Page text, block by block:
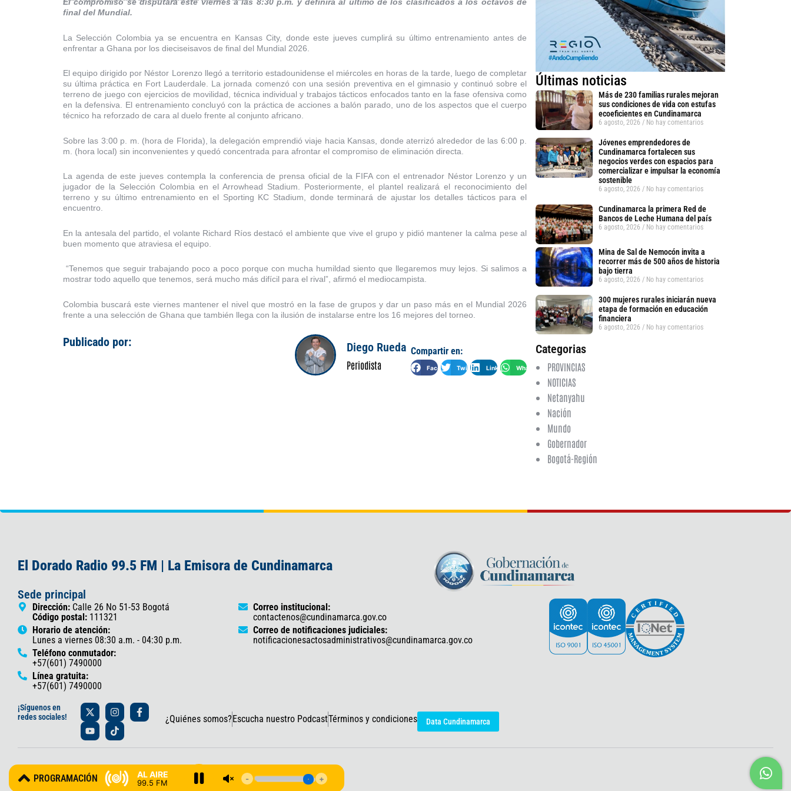
El compromiso se disputará este viernes a las 8:30 p.m. y definirá al último de los clasificados a los octavos de
final del Mundial.
La Selección Colombia ya se encuentra en Kansas City, donde este jueves cumplirá su último entrenamiento antes de
enfrentar a Ghana por los dieciseisavos de final del Mundial 2026.
El equipo dirigido por Néstor Lorenzo llegó a territorio estadounidense el miércoles en horas de la tarde, luego de completar
su última práctica en Fort Lauderdale. La jornada comenzó con una sesión preventiva en el gimnasio y continuó sobre el
terreno de juego con ejercicios de movilidad, técnica individual y trabajos tácticos enfocados tanto en la fase ofensiva como
en la defensiva. El entrenamiento concluyó con la práctica de acciones a balón parado, uno de los aspectos que el cuerpo
técnico ha reforzado de cara al duelo frente al conjunto africano.
Sobre las 3:00 p. m. (hora de Florida), la delegación emprendió viaje hacia Kansas, donde aterrizó alrededor de las 6:00 p.
m. (hora local) sin inconvenientes y quedó concentrada para afrontar el compromiso de eliminación directa.
La agenda de este jueves contempla la conferencia de prensa oficial de la FIFA con el entrenador Néstor Lorenzo y un
jugador de la Selección Colombia en el Arrowhead Stadium. Posteriormente, el plantel realizará el reconocimiento del
terreno y su último entrenamiento en el Sporting KC Stadium, donde terminará de ajustar los detalles tácticos para el
encuentro.
En la antesala del partido, el volante Richard Ríos destacó el ambiente que vive el grupo y pidió mantener la calma pese al
buen momento que atraviesa el equipo.
“Tenemos que seguir trabajando poco a poco porque con mucha humildad siento que llegaremos muy lejos. Si salimos a
mostrar todo aquello que tenemos, será mucho más difícil para el rival”, afirmó el mediocampista.
Colombia buscará este viernes mantener el nivel que mostró en la fase de grupos y dar un paso más en el Mundial 2026
frente a una selección de Ghana que también llega con la ilusión de instalarse entre los 16 mejores del torneo.
Publicado por: Diego Rueda
Periodista
Compartir en:
Facebook Twitter LinkedIn WhatsApp
Últimas noticias
Más de 230 familias rurales mejoran
sus condiciones de vida con estufas
ecoeficientes en Cundinamarca
6 agosto, 2026 No hay comentarios
Jóvenes emprendedores de
Cundinamarca fortalecen sus
negocios verdes con espacios para
comercializar e impulsar la economía
sostenible
6 agosto, 2026 No hay comentarios
Cundinamarca la primera Red de
Bancos de Leche Humana del país
6 agosto, 2026 No hay comentarios
Mina de Sal de Nemocón invita a
recorrer más de 500 años de historia
bajo tierra
6 agosto, 2026 No hay comentarios
300 mujeres rurales iniciarán nueva
etapa de formación en educación
financiera
6 agosto, 2026 No hay comentarios
Categorias
PROVINCIAS
NOTICIAS
Netanyahu
Nación
Mundo
Gobernador
Bogotá-Región
El Dorado Radio 99.5 FM | La Emisora de Cundinamarca
Sede principal
Dirección: Calle 26 No 51-53 Bogotá
Código postal: 111321
Horario de atención:
Lunes a viernes 08:30 a.m. - 04:30 p.m.
Teléfono conmutador:
+57(601) 7490000
Línea gratuita:
+57(601) 7490000
Correo institucional:
contactenos@cundinamarca.gov.co
Correo de notificaciones judiciales:
notificacionesactosadministrativos@cundinamarca.gov.co
AL AIRE
99.5 FM
¡Síguenos en
redes sociales!
X
-
t
w
i
t
e
r
I
n
s
t
a
r
a
m
F
a
c
o
k
-
Y
o
u
t
u
e
T
i
k
t
o
¿Quiénes somos?Escucha nuestro PodcastTérminos y condiciones Data Cundinamarca
© 2025 Gobernación de Cundinamarca – Oficina de Prensa y Comunicaciones
PROGRAMACIÓN